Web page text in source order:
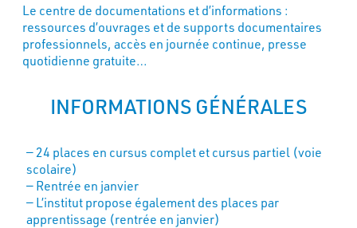
Le centre de documentations et d’informations :
ressources d’ouvrages et de supports documentaires
professionnels, accès en journée continue, presse
quotidienne gratuite…
INFORMATIONS GÉNÉRALES
24 places en cursus complet et cursus partiel (voie
scolaire)
Rentrée en janvier
L’institut propose également des places par
apprentissage (rentrée en janvier)